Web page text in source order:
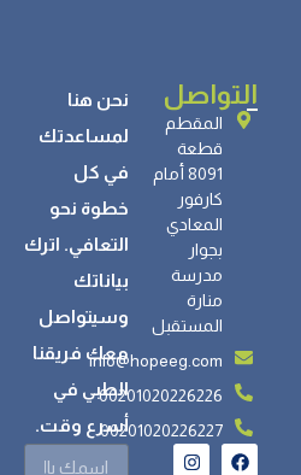
التواصل
المقطم
قطعة
8091 أمام
كارفور
المعادي
بجوار
مدرسة
منارة
المستقبل
info@hopeeg.com
00201020226226
00201020226227
نحن هنا
لمساعدتك
في كل
خطوة نحو
التعافي. اترك
بياناتك
وسيتواصل
معك فريقنا
الطبي في
أسرع وقت.